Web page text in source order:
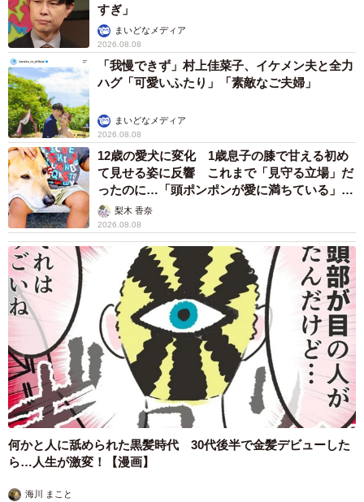
すぎ」
まいどなメディア
2026.08.08
「我慢できず」村上佳菜子、イケメン夫と全力
ハグ「可愛いふたり」「素敵なご夫婦」
まいどなメディア
2026.08.08
12歳の愛犬に変化 1歳息子の膝で甘える初め
て見せる姿に反響 これまで「見守る立場」だ
ったのに…「頭ポンポンが愛に満ちている」
「尊…」
梨木 香奈
2026.08.08
何かと人に舐められた黒髪時代 30代後半で金髪デビューした
ら…人生が激変！【漫画】
海川 まこと